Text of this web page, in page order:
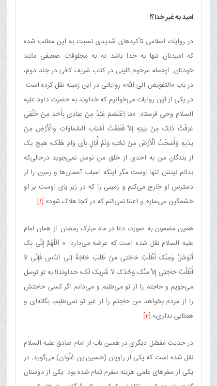
امید به غیر خدا؟!
در روایات اسلامی تأکیدهای شدیدی نسبت ‌به این مطلب شده
که امیدتان تنها به خدا باشد نه به مخلوقات ضعیفی مانند
خودتان. ازجمله مرحوم کلینی در کتاب شریف کافی در جلد دوم،
در باب «التفویض الی اللّه» روایاتی در این زمینه نقل کرده است.
در یکی از این روایات می‌خوانیم که خداوند به حضرت داود علیه
السلام وحی فرستاد: «مَا اِعْتَصَمَ عَبْدٌ مِنْ عِبَادِی بِأَحَدٍ مِنْ خَلْقِی
عَرَفْتُ ذَلِک مِنْ نِیتِهِ إِلاَّ قَطَعْتُ أَسْبَابَ اَلسَّمَاوَاتِ وَاَلْأَرْضِ مِنْ
یدَیهِ وَأَسَخْتُ اَلْأَرْضَ مِنْ تَحْتِهِ وَلَمْ أُبَالِ بِأَی وَادٍ هَلَک؛ هیچ یک
از بندگان من به احدی از خلق من توسل نمی‌جوید درحالی‌که
بدانم نیتش تنها اوست مگر اینکه اسباب آسمان‌ها و زمین را از
دسترس او خارج می‌کنم و زمینی را که در زیر پای اوست بر او
خشمگین می‌سازم و اعتنا نمی‌کنم که در کجا هلاک شود».[1]
همین مضمون به‌ صورت دعا در ماه مبارک رمضان از همان امام
علیه السلام نقل شده است که عرضه می‌دارد: « اَللَّهُمَّ إِنِّی بِک
أَتَوَسَّلُ وَمِنْک أَطْلُبُ حَاجَتِی مَنْ طَلَبَ حَاجَةً إِلَی اَلنَّاسِ فَإِنِّی لاَ
أَطْلُبُ حَاجَتِی إِلاَّ مِنْک وَحْدَک لاَ شَرِیک لَک؛ خداوندا! به تو توسل
می‌جویم و حاجتم را از تو می‌طلبم و می‌دانم اگر کسی حاجتش
را از مردم بخواهد من حاجتم را از غیر تو نمی‌طلبم، یگانه‌ای و
همتایی نداری».[2]
در حدیث مفصّل دیگری در همین باب از امام صادق علیه السلام
نقل شده است که یکی از راویان (حسین بن عُلْوان) می‌گوید: در
یکی از سفرهای علمی هزینه سفرم تمام شده بود. یکی از دوستان